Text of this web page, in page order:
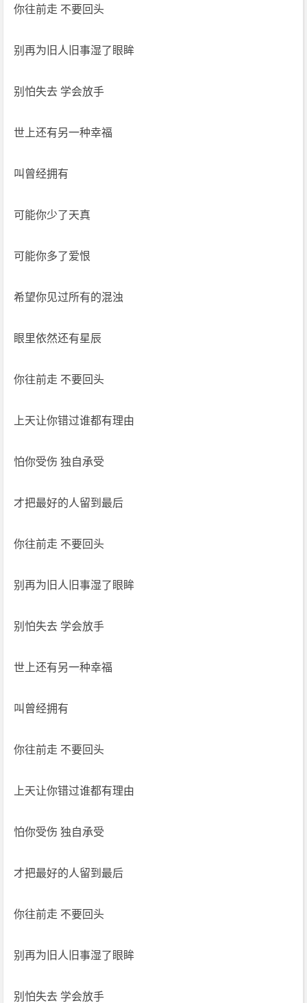
你往前走 不要回头
别再为旧人旧事湿了眼眸
别怕失去 学会放手
世上还有另一种幸福
叫曾经拥有
可能你少了天真
可能你多了爱恨
希望你见过所有的混浊
眼里依然还有星辰
你往前走 不要回头
上天让你错过谁都有理由
怕你受伤 独自承受
才把最好的人留到最后
你往前走 不要回头
别再为旧人旧事湿了眼眸
别怕失去 学会放手
世上还有另一种幸福
叫曾经拥有
你往前走 不要回头
上天让你错过谁都有理由
怕你受伤 独自承受
才把最好的人留到最后
你往前走 不要回头
别再为旧人旧事湿了眼眸
别怕失去 学会放手